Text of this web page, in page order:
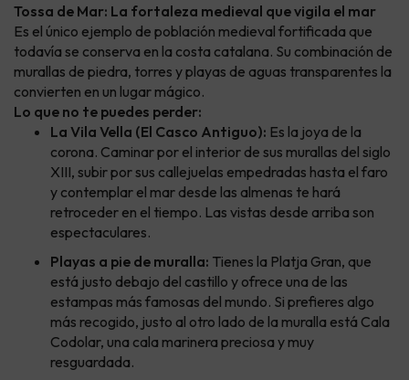
Tossa de Mar: La fortaleza medieval que vigila el mar
Es el único ejemplo de población medieval fortificada que
todavía se conserva en la costa catalana. Su combinación de
murallas de piedra, torres y playas de aguas transparentes la
convierten en un lugar mágico.
Lo que no te puedes perder:
La Vila Vella (El Casco Antiguo): Es la joya de la
corona. Caminar por el interior de sus murallas del siglo
XIII, subir por sus callejuelas empedradas hasta el faro
y contemplar el mar desde las almenas te hará
retroceder en el tiempo. Las vistas desde arriba son
espectaculares.
Playas a pie de muralla: Tienes la Platja Gran, que
está justo debajo del castillo y ofrece una de las
estampas más famosas del mundo. Si prefieres algo
más recogido, justo al otro lado de la muralla está Cala
Codolar, una cala marinera preciosa y muy
resguardada.